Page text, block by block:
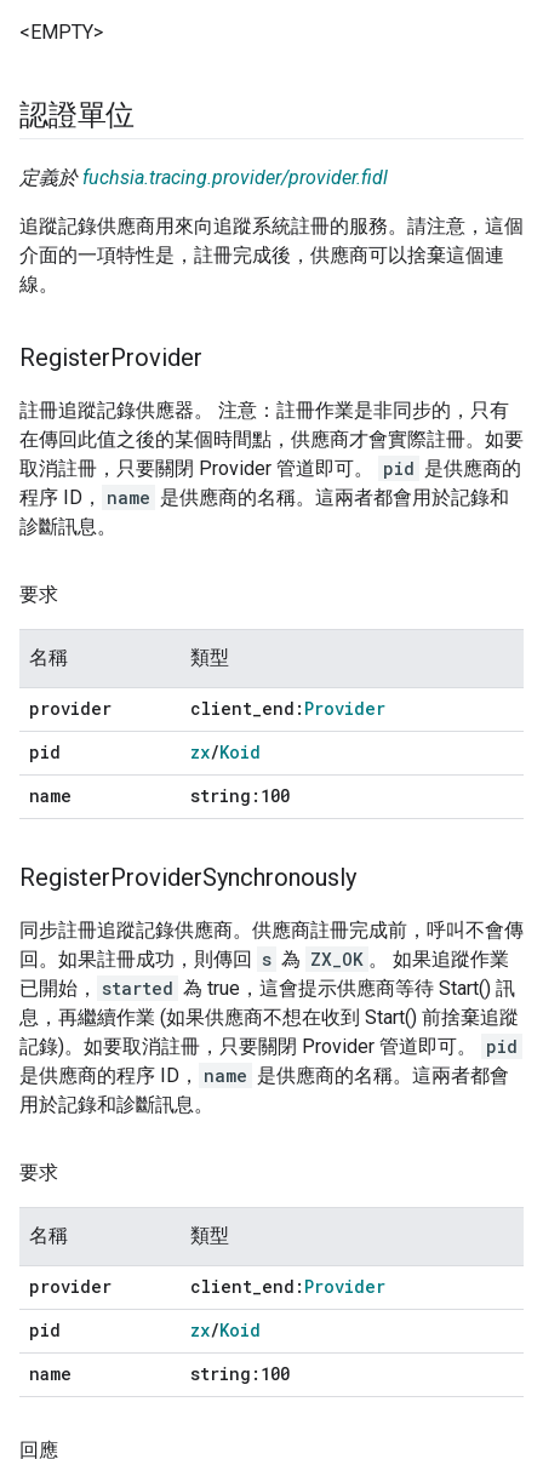
<EMPTY>
認證單位
定義於 fuchsia.tracing.provider/provider.fidl
追蹤記錄供應商用來向追蹤系統註冊的服務。請注意，這個
介面的一項特性是，註冊完成後，供應商可以捨棄這個連
線。
RegisterProvider
註冊追蹤記錄供應器。 注意：註冊作業是非同步的，只有
在傳回此值之後的某個時間點，供應商才會實際註冊。如要
取消註冊，只要關閉 Provider 管道即可。
pid 是供應商的
程序 ID，
name 是供應商的名稱。這兩者都會用於記錄和
診斷訊息。
要求
名稱 類型
provider client end: Provider
pid
zx/Koid
name
string:100
RegisterProviderSynchronously
同步註冊追蹤記錄供應商。供應商註冊完成前，呼叫不會傳
回。如果註冊成功，則傳回 s 為 ZX_OK 。 如果追蹤作業
已開始，
started 為 true，這會提示供應商等待 Start() 訊
息，再繼續作業 (如果供應商不想在收到 Start() 前捨棄追蹤
記錄)。如要取消註冊，只要關閉 Provider 管道即可。
pid
是供應商的程序 ID，
name 是供應商的名稱。這兩者都會
用於記錄和診斷訊息。
要求
名稱 類型
provider client end: Provider
pid
zx/Koid
name
string:100
回應